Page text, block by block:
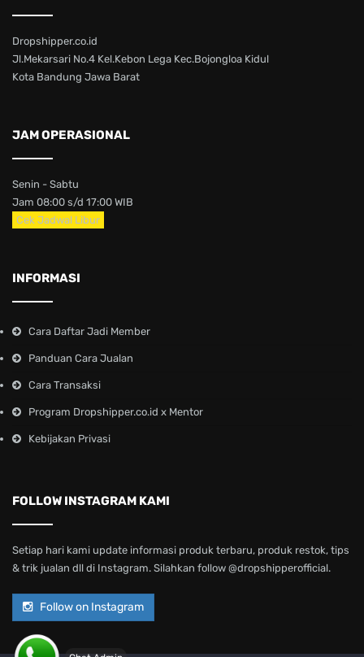
Dropshipper.co.id
Jl.Mekarsari No.4 Kel.Kebon Lega Kec.Bojongloa Kidul
Kota Bandung Jawa Barat
JAM OPERASIONAL
Senin - Sabtu
Jam 08:00 s/d 17:00 WIB
Cek Jadwal Libur
INFORMASI
Cara Daftar Jadi Member
Panduan Cara Jualan
Cara Transaksi
Program Dropshipper.co.id x Mentor
Kebijakan Privasi
FOLLOW INSTAGRAM KAMI
Setiap hari kami update informasi produk terbaru, produk restok, tips
& trik jualan dll di Instagram. Silahkan follow @dropshipperofficial.
Follow on Instagram